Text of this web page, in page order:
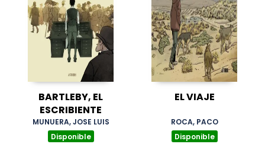
BARTLEBY, EL
ESCRIBIENTE
MUNUERA, JOSE LUIS
Disponible
EL VIAJE
ROCA, PACO
Disponible